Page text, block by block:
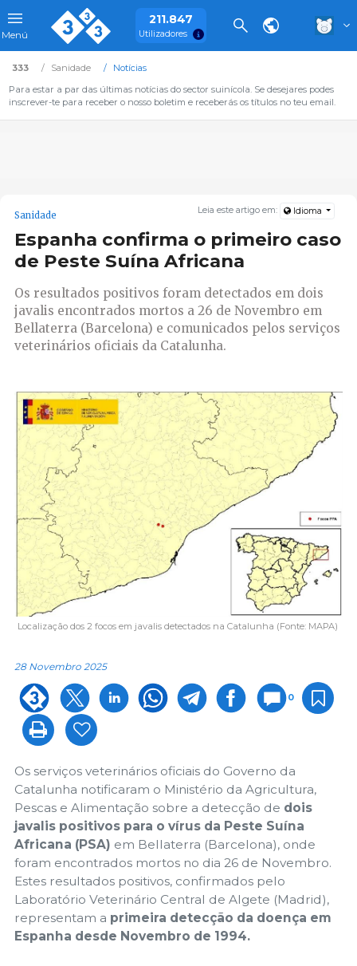
Menú
211.847
Utilizadores
333 Sanidade
Notícias
Para estar a par das últimas notícias do sector suinícola. Se desejares podes
inscrever-te para receber o nosso boletim e receberás os títulos no teu email.
Leia este artigo em: Idioma
Sanidade
Espanha confirma o primeiro caso
de Peste Suína Africana
Os resultados positivos foram detectados em dois
javalis encontrados mortos a 26 de Novembro em
Bellaterra (Barcelona) e comunicados pelos serviços
veterinários oficiais da Catalunha.
Localização dos 2 focos em javalis detectados na Catalunha (Fonte: MAPA)
28 Novembro 2025
0
Os serviços veterinários oficiais do Governo da
Catalunha notificaram o Ministério da Agricultura,
Pescas e Alimentação sobre a detecção de dois
javalis positivos para o vírus da Peste Suína
Africana (PSA) em Bellaterra (Barcelona), onde
foram encontrados mortos no dia 26 de Novembro.
Estes resultados positivos, confirmados pelo
Laboratório Veterinário Central de Algete (Madrid),
representam a primeira detecção da doença em
Espanha desde Novembro de 1994.